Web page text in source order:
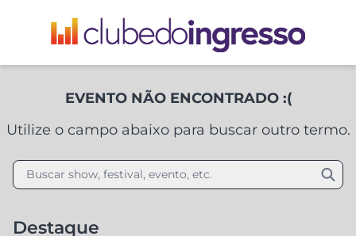
EVENTO NÃO ENCONTRADO :(
Utilize o campo abaixo para buscar outro termo.
Buscar show, festival, evento, etc.
Destaque